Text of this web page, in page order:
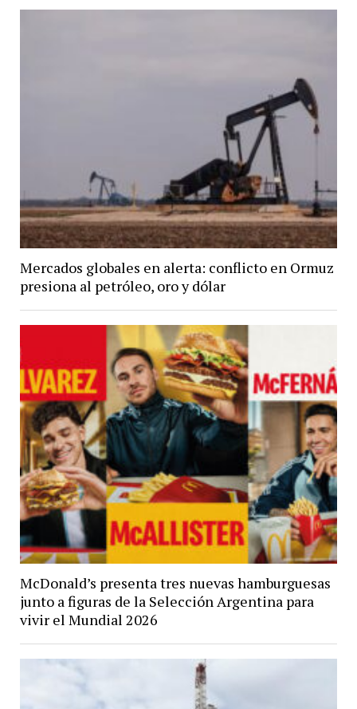
Mercados globales en alerta: conflicto en Ormuz
presiona al petróleo, oro y dólar
McDonald’s presenta tres nuevas hamburguesas
junto a figuras de la Selección Argentina para
vivir el Mundial 2026